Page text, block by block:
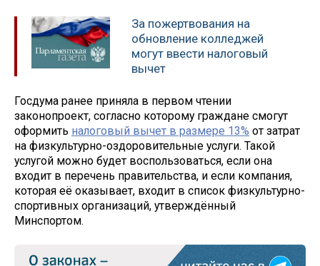
За пожертвования на
обновление колледжей
могут ввести налоговый
вычет
Госдума ранее приняла в первом чтении
законопроект, согласно которому граждане смогут
оформить налоговый вычет в размере 13% от затрат
на физкультурно-оздоровительные услуги. Такой
услугой можно будет воспользоваться, если она
входит в перечень правительства, и если компания,
которая её оказывает, входит в список физкультурно-
спортивных организаций, утверждённый
Минспортом.